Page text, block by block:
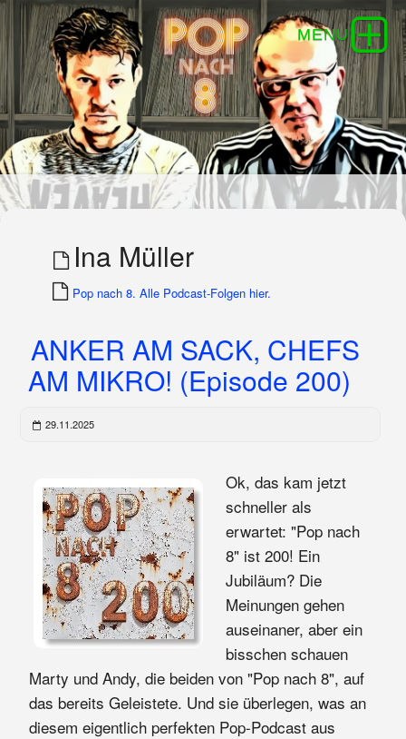
Ina Müller
Pop nach 8. Alle Podcast-Folgen hier.
ANKER AM SACK, CHEFS
AM MIKRO! (Episode 200)
29.11.2025
Ok, das kam jetzt
schneller als
erwartet: "Pop nach
8" ist 200! Ein
Jubiläum? Die
Meinungen gehen
auseinaner, aber ein
bisschen schauen
Marty und Andy, die beiden von "Pop nach 8", auf
das bereits Geleistete. Und sie überlegen, was an
diesem eigentlich perfekten Pop-Podcast aus